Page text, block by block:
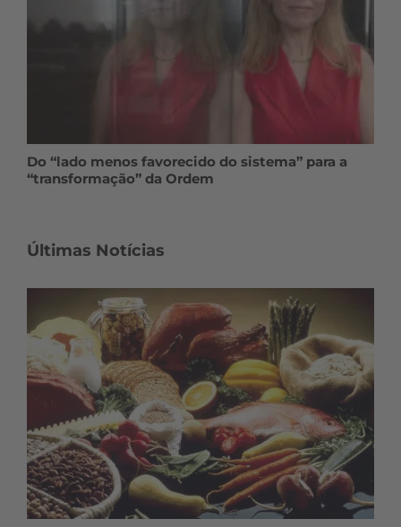
Do “lado menos favorecido do sistema” para a
“transformação” da Ordem
Últimas Notícias